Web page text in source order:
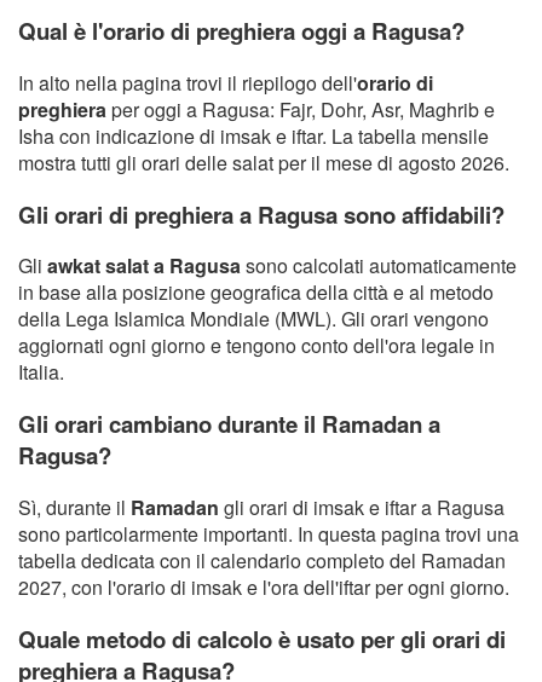
Qual è l'orario di preghiera oggi a Ragusa?
In alto nella pagina trovi il riepilogo dell'orario di
preghieraper oggi a Ragusa: Fajr, Dohr, Asr, Maghrib e
Isha con indicazione di imsak e iftar. La tabella mensile
mostra tutti gli orari delle salat per il mese di agosto 2026.
Gli orari di preghiera a Ragusa sono affidabili?
Gli awkat salat a Ragusasono calcolati automaticamente
in base alla posizione geografica della città e al metodo
della Lega Islamica Mondiale (MWL). Gli orari vengono
aggiornati ogni giorno e tengono conto dell'ora legale in
Italia.
Gli orari cambiano durante il Ramadan a
Ragusa?
Sì, durante il Ramadan gli orari di imsak e iftar a Ragusa
sono particolarmente importanti. In questa pagina trovi una
tabella dedicata con il calendario completo del Ramadan
2027, con l'orario di imsak e l'ora dell'iftar per ogni giorno.
Quale metodo di calcolo è usato per gli orari di
preghiera a Ragusa?